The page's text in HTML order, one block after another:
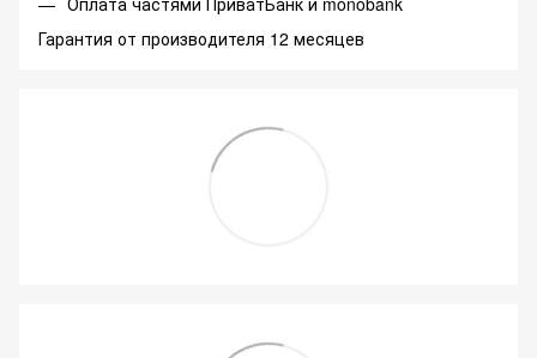
Гарантия от производителя 12 месяцев